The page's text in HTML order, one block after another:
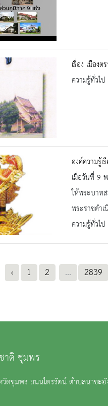
เรื่อง เมือง
ความรู้ทั่วไป
องค์ความรู้
เมื่อวันที่ 9
ให้พระบาท
พระราชดำ
ความรู้ทั่วไป
‹ 1 2 ... 2839
ติ ชุมพร
ดชุมพร ถนนไตรรัตน์ ตำบลนาชะอั